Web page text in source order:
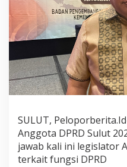
SULUT,
Anggota DPRD Sulut
jawab kali ini legislator
terkait fungsi DPRD